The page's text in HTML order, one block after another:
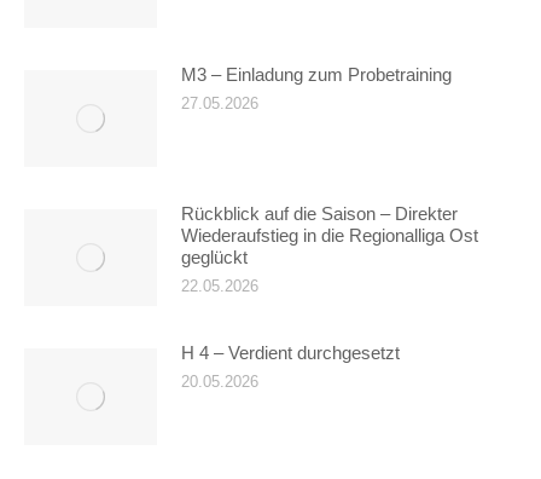
M3 – Einladung zum Probetraining
27.05.2026
Rückblick auf die Saison – Direkter
Wiederaufstieg in die Regionalliga Ost
geglückt
22.05.2026
H 4 – Verdient durchgesetzt
20.05.2026